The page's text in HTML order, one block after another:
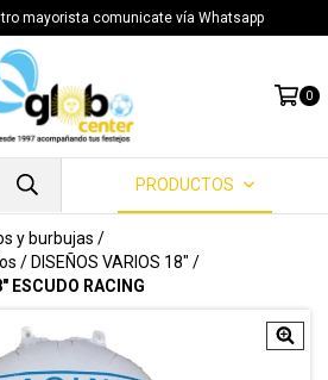
mayorista comunicate vía Whatsapp
0
PRODUCTOS
y burbujas /
/ DISEÑOS VARIOS 18" /
ESCUDO RACING